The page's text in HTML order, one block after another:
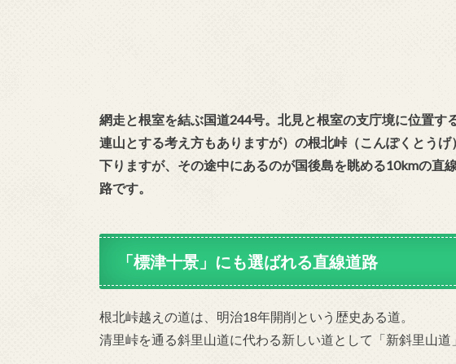
網走と根室を結ぶ国道244号。北見と根室の支庁境に位置す
連山とする考え方もありますが）の根北峠（こんぽくとう
下りますが、その途中にあるのが国後島を眺める10kmの直
路です。
「標津十景」にも選ばれる直線道路
根北峠越えの道は、明治18年開削という歴史ある道。
清里峠を通る斜里山道に代わる新しい道として「新斜里山道